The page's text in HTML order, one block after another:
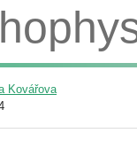
Kovářova